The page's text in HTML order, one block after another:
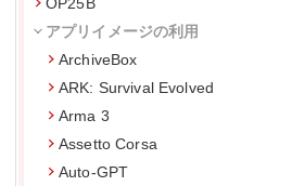
アプリイメージの利用
ArchiveBox
ARK: Survival Evolved
Arma 3
Assetto Corsa
Auto-GPT